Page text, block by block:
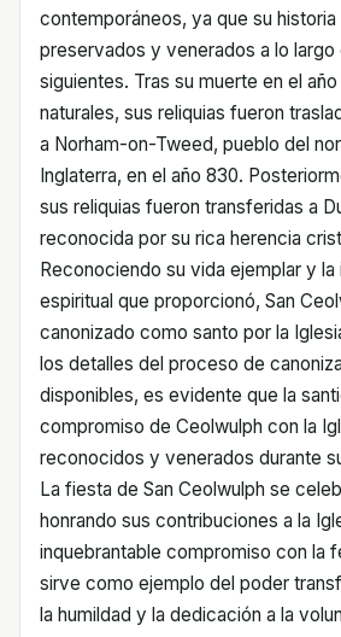
contemporáneos, ya que su
preservados y venerados a lo largo
siguientes. Tras su muerte en el
naturales, sus reliquias fueron
a Norham-on-Tweed, pueblo del
Inglaterra, en el año 830.
sus reliquias fueron transferidas a
reconocida por su rica herencia
Reconociendo su vida ejemplar y la
espiritual que proporcionó, San
canonizado como santo por la
los detalles del proceso de
disponibles, es evidente que la
compromiso de Ceolwulph con la
reconocidos y venerados durante
La fiesta de San Ceolwulph se
honrando sus contribuciones a la
inquebrantable compromiso con la
sirve como ejemplo del poder
la humildad y la dedicación a la